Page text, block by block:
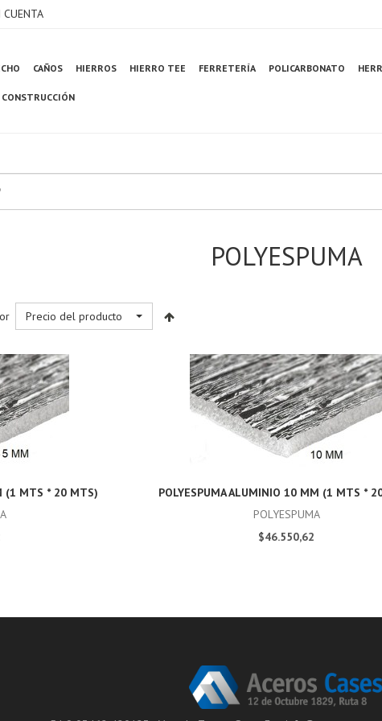
CUENTA
CAÑOS HIERROS HIERRO TEE FERRETERÍA POLICARBONATO
POLYESPUMA
Precio del producto
(1 MTS * 20 MTS)
POLYESPUMA ALUMINIO 10 MM (1 MTS *
POLYESPUMA
$46.550,62